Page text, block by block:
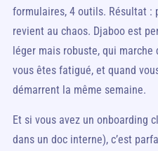
formulaires, 4 outils. Résultat :
revient au chaos. Djaboo est
léger mais robuste, qui
vous êtes fatigué, et quand
démarrent la même semaine.
Et si vous avez un onboarding
dans un doc interne), c’est